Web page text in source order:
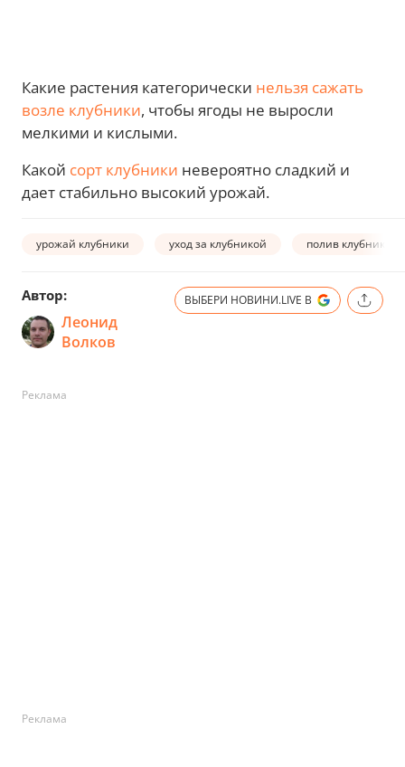
Какие растения категорически нельзя сажать
возле клубники, чтобы ягоды не выросли
мелкими и кислыми.
Какой сорт клубники невероятно сладкий и
дает стабильно высокий урожай.
урожай клубники уход за клубникой полив клубники
Автор:
Леонид
Волков
ВЫБЕРИ НОВИНИ.LIVE В
Реклама
Реклама